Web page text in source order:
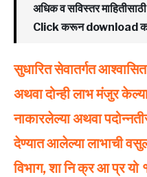
अधिक व सविस्तर
Click करून download
सुधारितसेवातर्गतआश्वासित
अथवादोन्हीलाभमंजुर
नाकारलेल्याअथवा
देण्यातआलेल्यालाभाची
विभाग,शानिक्रआप्रयो